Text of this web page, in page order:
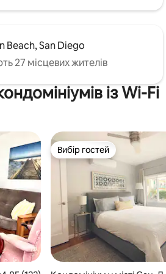
Beach, San Diego
27 місцевих жителів
із Wi-Fi
Вибір гостей
Вибір гостей